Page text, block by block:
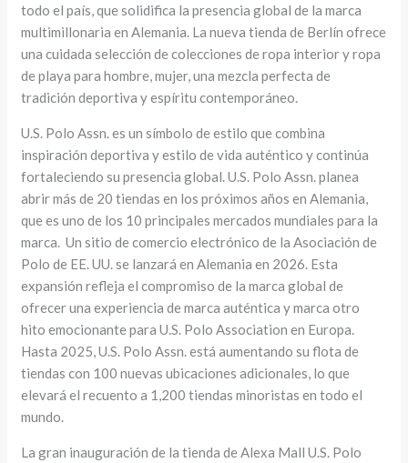
todo el país, que solidifica la presencia global de la marca
multimillonaria en Alemania. La nueva tienda de Berlín ofrece
una cuidada selección de colecciones de ropa interior y ropa
de playa para hombre, mujer, una mezcla perfecta de
tradición deportiva y espíritu contemporáneo.
U.S. Polo Assn. es un símbolo de estilo que combina
inspiración deportiva y estilo de vida auténtico y continúa
fortaleciendo su presencia global. U.S. Polo Assn. planea
abrir más de 20 tiendas en los próximos años en Alemania,
que es uno de los 10 principales mercados mundiales para la
marca. Un sitio de comercio electrónico de la Asociación de
Polo de EE. UU. se lanzará en Alemania en 2026. Esta
expansión refleja el compromiso de la marca global de
ofrecer una experiencia de marca auténtica y marca otro
hito emocionante para U.S. Polo Association en Europa.
Hasta 2025, U.S. Polo Assn. está aumentando su flota de
tiendas con 100 nuevas ubicaciones adicionales, lo que
elevará el recuento a 1,200 tiendas minoristas en todo el
mundo.
La gran inauguración de la tienda de Alexa Mall U.S. Polo